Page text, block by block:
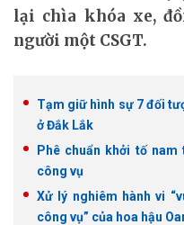
lại chìa khóa xe,
người một CSGT.
Tạm giữ hình sự 7 đối
ở Đắk Lắk
Phê chuẩn khởi tố
công vụ
Xử lý nghiêm hành vi
công vụ” của hoa hậu